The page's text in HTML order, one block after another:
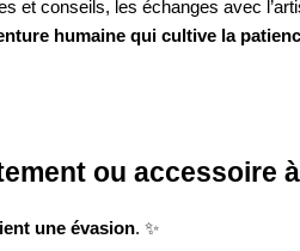
et conseils, les échanges avec
humaine qui cultive la
ou accessoire
une évasion. ✨